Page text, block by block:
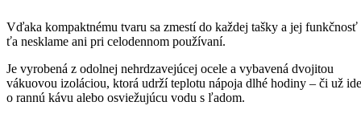
Vďaka kompaktnému tvaru sa zmestí do každej tašky a jej funkčnosť
ťa nesklame ani pri celodennom používaní.
Je vyrobená z odolnej nehrdzavejúcej ocele a vybavená dvojitou
vákuovou izoláciou, ktorá udrží teplotu nápoja dlhé hodiny – či už ide
o rannú kávu alebo osviežujúcu vodu s ľadom.